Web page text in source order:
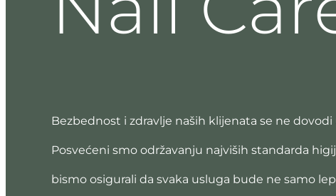
Bezbednost i zdravlje naših klijenata se ne
Posvećeni smo održavanju najviših standarda
bismo osigurali da svaka usluga bude ne samo